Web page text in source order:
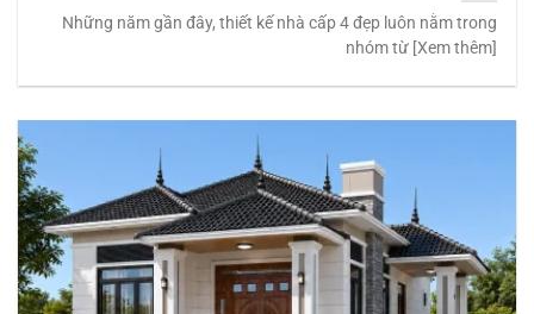
Những năm gần đây, thiết kế nhà cấp 4 đẹp luôn nằm trong
nhóm từ [Xem thêm]